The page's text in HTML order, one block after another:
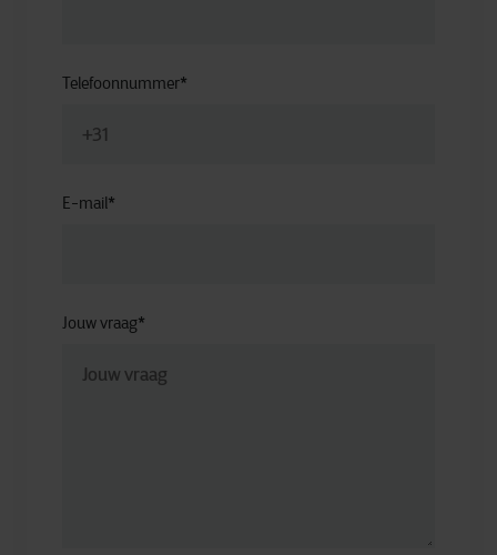
Telefoonnummer*
E-mail*
Jouw vraag*